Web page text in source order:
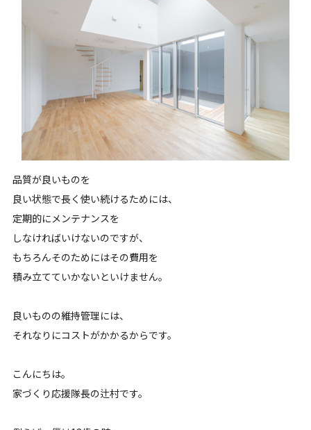
品質が良いものを
良い状態で長く使い続けるためには、
定期的にメンテナンスを
しなければいけないのですが、
もちろんそのためにはその費用を
積み立てていかないといけません。
良いものの維持管理には、
それなりにコストがかかるからです。
こんにちは。
家づくり応援隊長の辻村です。